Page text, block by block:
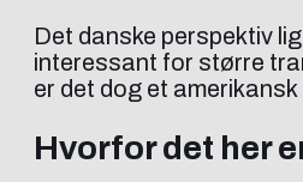
Det danske perspektiv
interessant for større
er det dog et
Hvorfor det her